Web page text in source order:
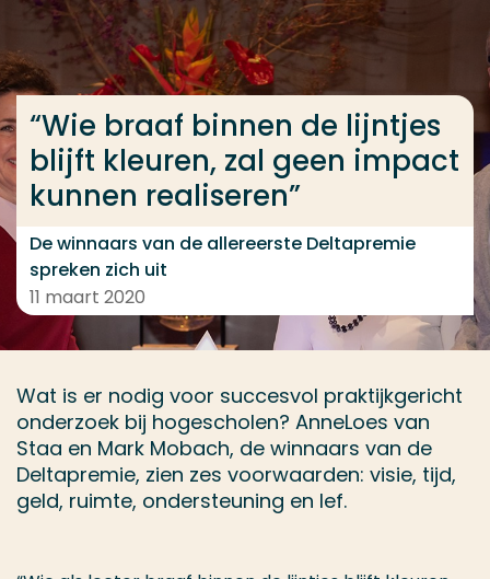
Ga direct naar de content
... > “Wie braaf binnen de lijntjes blijft kleuren, zal
“Wie braaf binnen de lijntjes
blijft kleuren, zal geen impact
kunnen realiseren”
De winnaars van de allereerste Deltapremie
spreken zich uit
11 maart 2020
Wat is er nodig voor succesvol praktijkgericht
onderzoek bij hogescholen? AnneLoes van
Staa en Mark Mobach, de winnaars van de
Deltapremie, zien zes voorwaarden: visie, tijd,
geld, ruimte, ondersteuning en lef.
Veel gezocht
Opleiding
Contact